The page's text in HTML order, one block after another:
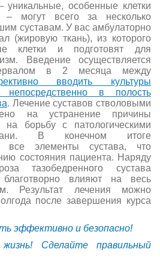
уникальные, особенные клетки
– могут всего за несколько
суставам. У вас амбулаторно
(жировую ткань), из которого
клетки и подготовят для
Введение осуществляется
в 2 месяца между
вводить культуры
непосредственно в полость
. Лечение суставов стволовыми
на устранение причины
на борьбу с патологическими
В конечном итоге
все элементы сустава, что
состояния пациента. Наряду
тазобедренного сустава
благотворно влияют на весь
Результат лечения можно
после завершения курса
эффективно и безопасно!
Сделайте правильный